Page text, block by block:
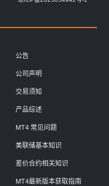
公告
公司声明
交易须知
产品综述
MT4 常见问题
美联储基本知识
差价合约相关知识
MT4最新版本获取指南